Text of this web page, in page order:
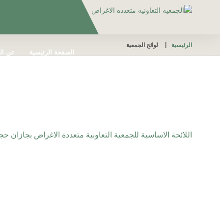
الصفحة الرئيسية عن
الرئيسية لوائح الجمعية
اللائحة الاساسية للجمعية التعاونية متعددة الاغراض بجازان